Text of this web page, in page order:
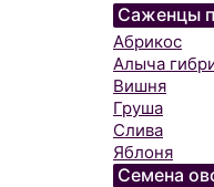
Саженцы
Абрикос
Алыча
Вишня
Груша
Слива
Яблоня
Семена